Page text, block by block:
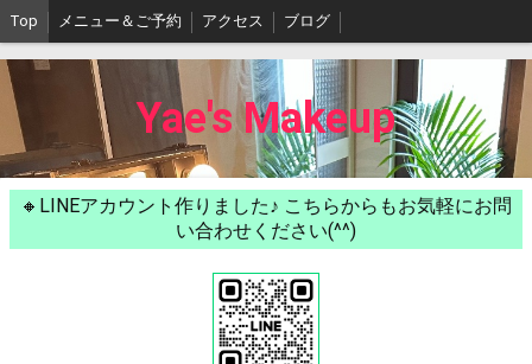
Top メニュー＆ご予約 アクセス ブログ
Yae's Makeup
🔸LINEアカウント作りました♪ こちらからもお気軽にお問
い合わせください(^^)